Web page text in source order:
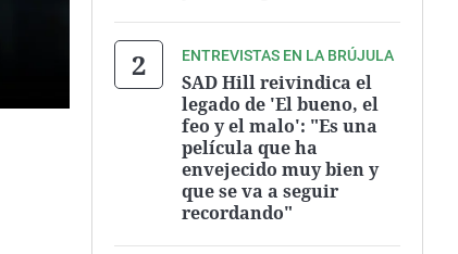
ENTREVISTAS EN LA BRÚJULA
SAD Hill reivindica el
legado de 'El bueno, el
feo y el malo': "Es una
película que ha
envejecido muy bien y
que se va a seguir
recordando"